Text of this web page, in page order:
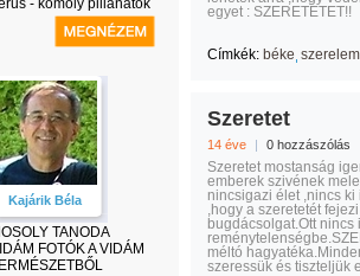
- komoly pillanatok
Kajárik Béla
TANODA
FOTÓK A VIDÁM
egyet : SZERETETET!!
Címkék: béke szerelem
Szeretet
14 éve | 0 hozzászólás
Szeretet mostanság
emberek szivének
nincsigazi élet ,nincs
,hogy a szeretetét
bugdácsolgat.Ott
méltó
szeressük és tiszteljük